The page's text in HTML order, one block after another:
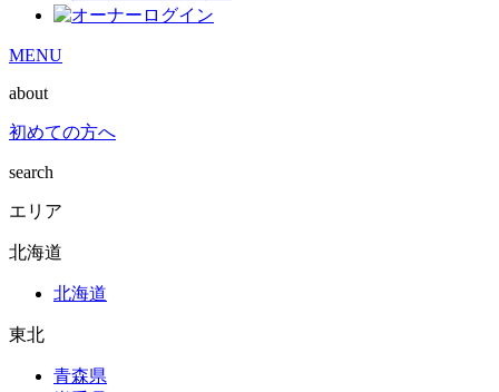
MENU
about
初めての方へ
search
エリア
北海道
北海道
東北
青森県